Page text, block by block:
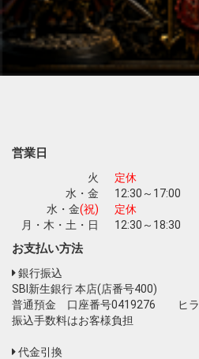
営業日
火
定休
水・金
12:30～17:00
水・金(祝)
定休
月・木・土・日
12:30～18:30
お支払い方法
銀行振込
SBI新生銀行 本店(店番号400)
普通預金 口座番号0419276 ヒ
振込手数料はお客様負担
代金引換